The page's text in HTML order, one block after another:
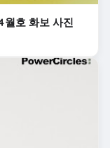
월호 화보 사진